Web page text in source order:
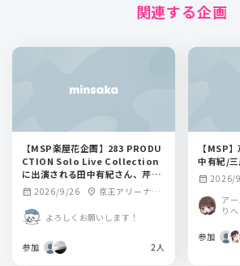
関連する企画
【MSP楽屋花企画】283 PRODU
CTION Solo Live Collection
に出演される田中有紀さん、芹沢
あさひさん宛
calendar_month 2026/9/26 location_on 京王アリーナTO
よろしくお願いします！
参加 2人
【MSP
中有紀/
calendar_month 2026/
ア
りへ
参加